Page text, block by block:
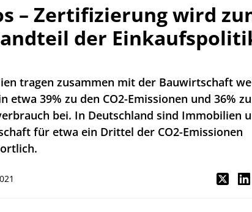
– Zertifizierung wird
der
tragen zusammen mit der Bauwirtschaft
etwa 39% zu den CO2-Emissionen und 36%
bei. In Deutschland sind Immobilien
für etwa ein Drittel der CO2-Emissionen